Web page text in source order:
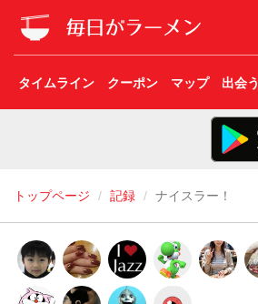
タイムライン クーポン マップ 出会う
トップページ 記録 ナイスラー！